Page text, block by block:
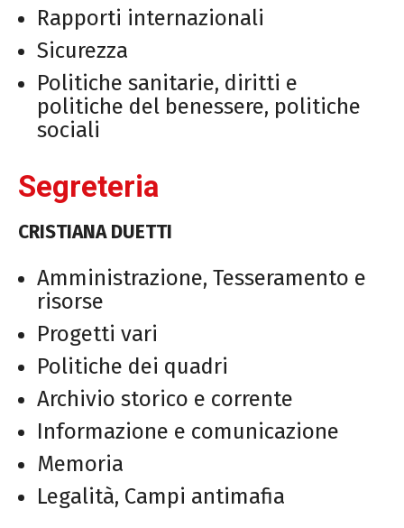
Rapporti internazionali
Sicurezza
Politiche sanitarie, diritti e
politiche del benessere, politiche
sociali
Segreteria
CRISTIANA DUETTI
Amministrazione, Tesseramento e
risorse
Progetti vari
Politiche dei quadri
Archivio storico e corrente
Informazione e comunicazione
Memoria
Legalità, Campi antimafia